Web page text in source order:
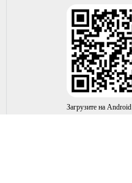
Загрузите на Android